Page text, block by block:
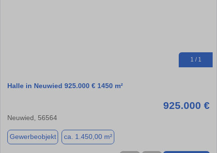
1 / 1
Halle in Neuwied 925.000 € 1450 m²
925.000 €
Neuwied, 56564
Gewerbeobjekt ca. 1.450,00 m²